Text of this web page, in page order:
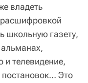
владеть
расшифровкой
школьную газету,
и телевидение,
постановок… Это